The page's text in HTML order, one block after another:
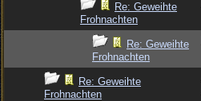
Re: Geweihte
Frohnachten
Re: Geweihte
Frohnachten
Re: Geweihte
Frohnachten